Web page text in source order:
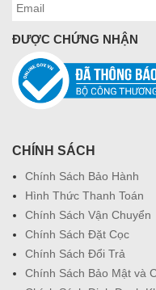
ĐƯỢC CHỨNG NHẬN
CHÍNH SÁCH
Chính Sách Bảo Hành
Hình Thức Thanh Toán
Chính Sách Vận Chuyển
Chính Sách Đặt Cọc
Chính Sách Đổi Trả
Chính Sách Bảo Mật và